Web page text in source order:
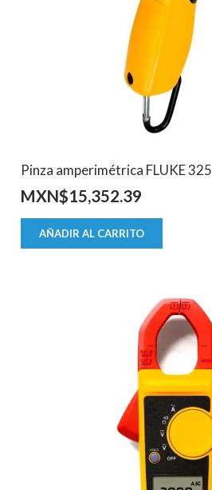
Pinza amperimétrica FLUKE 325
MXN$15,352.39
AÑADIR AL CARRITO